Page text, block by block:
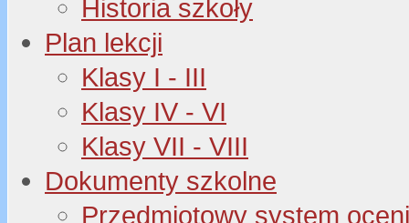
Historia szkoły
Plan lekcji
Klasy I - III
Klasy IV - VI
Klasy VII - VIII
Dokumenty szkolne
Przedmiotowy system